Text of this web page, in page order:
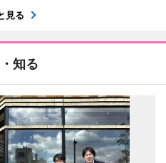
見る
知る